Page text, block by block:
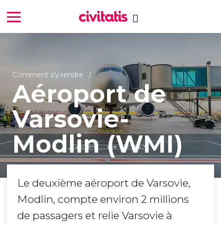
Comment s'y rendre
Aéroport de
Varsovie-
Modlin (WMI)
Le deuxième aéroport de Varsovie,
Modlin, compte environ 2 millions
de passagers et relie Varsovie à